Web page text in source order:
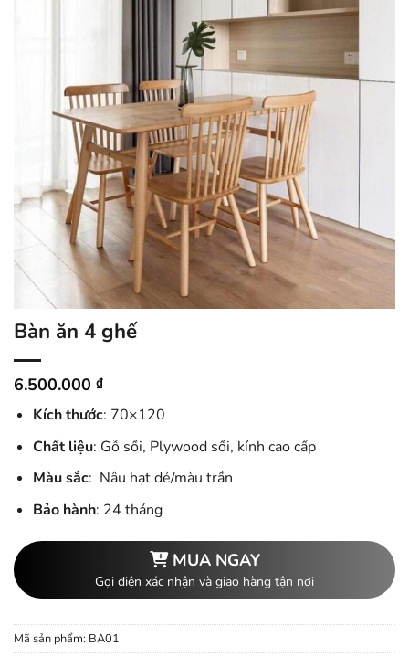
Bàn ăn 4 ghế
6.500.000 ₫
Kích thước: 70×120
Chất liệu: Gỗ sồi, Plywood sồi, kính cao cấp
Màu sắc: Nâu hạt dẻ/màu trần
Bảo hành: 24 tháng
MUA NGAY
Gọi điện xác nhận và giao hàng tận nơi
Mã sản phẩm: BA01